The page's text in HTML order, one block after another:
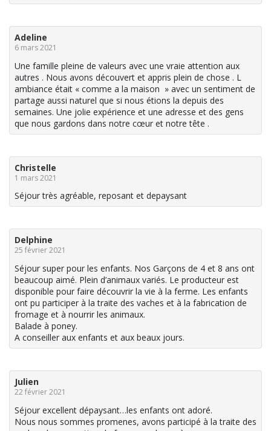
Adeline
6 mars 2021
Une famille pleine de valeurs avec une vraie attention aux
autres . Nous avons découvert et appris plein de chose . L
ambiance était « comme a la maison » avec un sentiment de
partage aussi naturel que si nous étions la depuis des
semaines. Une jolie expérience et une adresse et des gens
que nous gardons dans notre cœur et notre tête .
Christelle
1 mars 2021
Séjour très agréable, reposant et depaysant
Delphine
25 février 2021
Séjour super pour les enfants. Nos Garçons de 4 et 8 ans ont
beaucoup aimé. Plein d’animaux variés. Le producteur est
disponible pour faire découvrir la vie à la ferme. Les enfants
ont pu participer à la traite des vaches et à la fabrication de
fromage et à nourrir les animaux.
Balade à poney.
A conseiller aux enfants et aux beaux jours.
Julien
22 février 2021
Séjour excellent dépaysant…les enfants ont adoré.
Nous nous sommes promenes, avons participé à la traite des